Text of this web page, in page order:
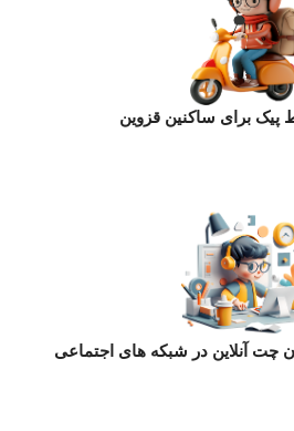
برای ساکنین قزوین
چت آنلاین در شبکه های اجتماعی